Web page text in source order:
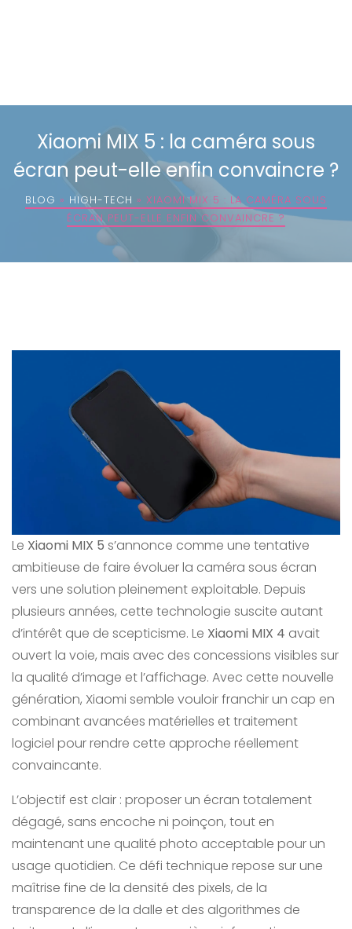
Xiaomi MIX 5 : la caméra sous
écran peut-elle enfin convaincre ?
BLOG » HIGH-TECH » XIAOMI MIX 5 : LA CAMÉRA SOUS
ÉCRAN PEUT-ELLE ENFIN CONVAINCRE ?
Le Xiaomi MIX 5 s’annonce comme une tentative
ambitieuse de faire évoluer la caméra sous écran
vers une solution pleinement exploitable. Depuis
plusieurs années, cette technologie suscite autant
d’intérêt que de scepticisme. Le Xiaomi MIX 4 avait
ouvert la voie, mais avec des concessions visibles sur
la qualité d’image et l’affichage. Avec cette nouvelle
génération, Xiaomi semble vouloir franchir un cap en
combinant avancées matérielles et traitement
logiciel pour rendre cette approche réellement
convaincante.
L’objectif est clair : proposer un écran totalement
dégagé, sans encoche ni poinçon, tout en
maintenant une qualité photo acceptable pour un
usage quotidien. Ce défi technique repose sur une
maîtrise fine de la densité des pixels, de la
transparence de la dalle et des algorithmes de